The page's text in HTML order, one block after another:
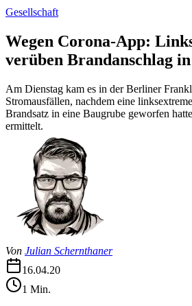
Gesellschaft
Wegen Corona-App:
verüben Brandanschlag
Am Dienstag kam es in der Berliner
Stromausfällen, nachdem eine
Brandsatz in eine Baugrube geworfen
ermittelt.
Von Julian Schernthaner
16.04.20
1 Min.